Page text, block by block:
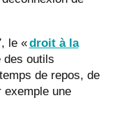
le«droit à la
des outils
de repos, de
exemple une